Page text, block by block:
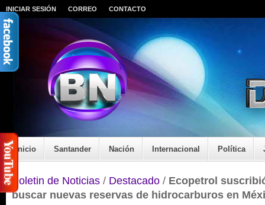
INICIAR SESIÓN CORREO CONTACTO
Inicio Santander Nación Internacional Política
Boletin de Noticias / Destacado / Ecopetrol
buscar nuevas reservas de hidrocarburos en